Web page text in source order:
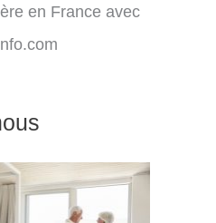
en France avec